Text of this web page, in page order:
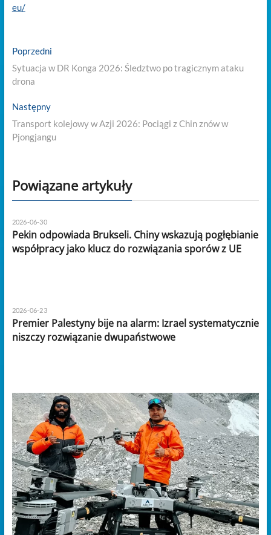
eu/
Nawigacja
wpisu
PoprzedniPrevious
post:
Sytuacja w DR Konga 2026: Śledztwo po tragicznym ataku
drona
NastępnyNext
post:
Transport kolejowy w Azji 2026: Pociągi z Chin znów w
Pjongjangu
Powiązane artykuły
2026-06-30
Pekin odpowiada Brukseli. Chiny wskazują pogłębianie
współpracy jako klucz do rozwiązania sporów z UE
2026-06-23
Premier Palestyny bije na alarm: Izrael systematycznie
niszczy rozwiązanie dwupaństwowe